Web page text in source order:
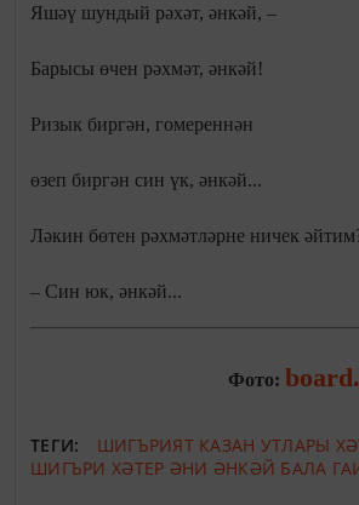
Яшәү шундый рәхәт, әнкәй, –
Барысы өчен рәхмәт, әнкәй!
Ризык биргән, гомереннән
өзеп биргән син үк, әнкәй...
Ләкин бөтен рәхмәтләрне ничек
– Син юк, әнкәй...
Фото:
ТЕГИ: ШИГЪРИЯТ КАЗАН УТЛАРЫ
ШИГЪРИ ХӘТЕР ӘНИ ӘНКӘЙ БАЛА